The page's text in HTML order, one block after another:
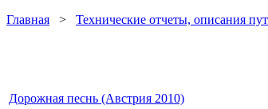
Главная > Технические отчеты, описания
Дорожная песнь (Австрия 2010)